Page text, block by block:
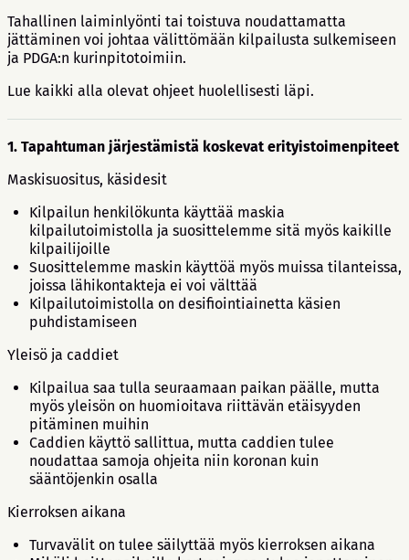
Tahallinen laiminlyönti tai toistuva noudattamatta
jättäminen voi johtaa välittömään kilpailusta sulkemiseen
ja PDGA:n kurinpitotoimiin.
Lue kaikki alla olevat ohjeet huolellisesti läpi.
1. Tapahtuman järjestämistä koskevat erityistoimenpiteet
Maskisuositus, käsidesit
Kilpailun henkilökunta käyttää maskia
kilpailutoimistolla ja suosittelemme sitä myös kaikille
kilpailijoille
Suosittelemme maskin käyttöä myös muissa tilanteissa,
joissa lähikontakteja ei voi välttää
Kilpailutoimistolla on desifiointiainetta käsien
puhdistamiseen
Yleisö ja caddiet
Kilpailua saa tulla seuraamaan paikan päälle, mutta
myös yleisön on huomioitava riittävän etäisyyden
pitäminen muihin
Caddien käyttö sallittua, mutta caddien tulee
noudattaa samoja ohjeita niin koronan kuin
sääntöjenkin osalla
Kierroksen aikana
Turvavälit on tulee säilyttää myös kierroksen aikana